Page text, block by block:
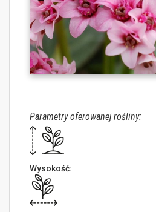
Parametry oferowanej rośliny:
Wysokość: